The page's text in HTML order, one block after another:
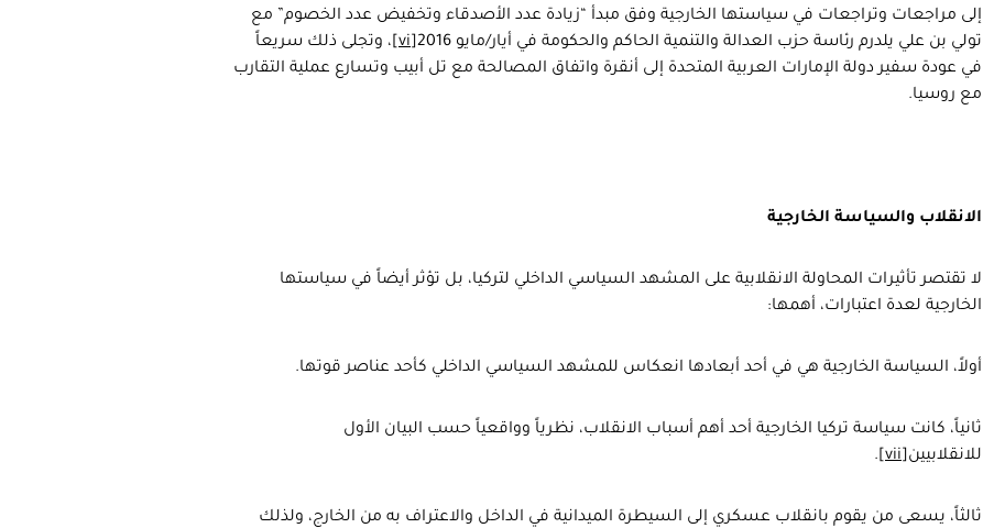
إلى مراجعات وتراجعات في سياستها الخارجية وفق مبدأ “زيادة عدد الأصدقاء وتخفيض عدد الخصوم” مع
تولي بن علي يلدرم رئاسة حزب العدالة والتنمية الحاكم والحكومة في أيار/مايو 2016
[vi]
، وتجلى ذلك سريعاً
في عودة سفير دولة الإمارات العربية المتحدة إلى أنقرة واتفاق المصالحة مع تل أبيب وتسارع عملية التقارب
مع روسيا.
الانقلاب والسياسة الخارجية
لا تقتصر تأثيرات المحاولة الانقلابية على المشهد السياسي الداخلي لتركيا، بل تؤثر أيضاً في سياستها
الخارجية لعدة اعتبارات، أهمها:
أولاً، السياسة الخارجية هي في أحد أبعادها انعكاس للمشهد السياسي الداخلي كأحد عناصر قوتها.
ثانياً، كانت سياسة تركيا الخارجية أحد أهم أسباب الانقلاب، نظرياً وواقعياً حسب البيان الأول
للانقلابيين [vii]
.
ثالثاً، يسعى من يقوم بانقلاب عسكري إلى السيطرة الميدانية في الداخل والاعتراف به من الخارج، ولذلك